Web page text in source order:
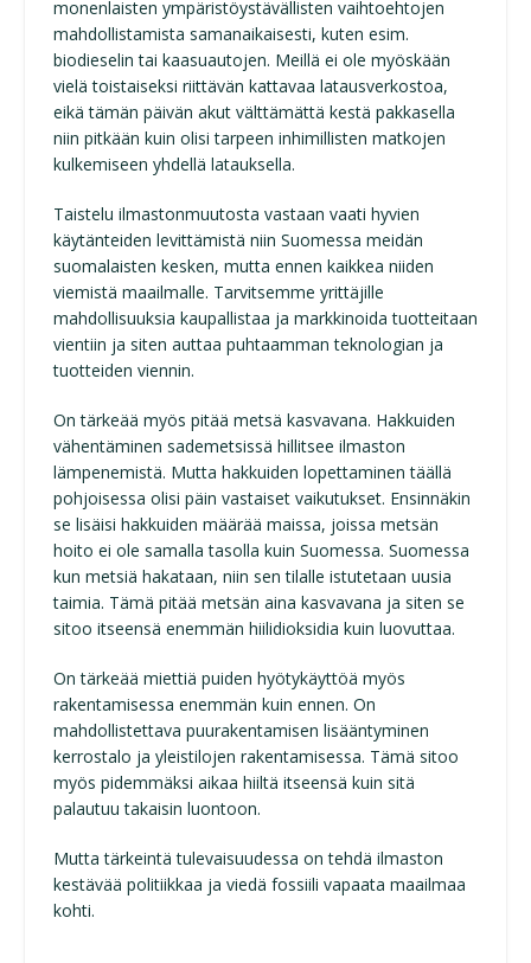
monenlaisten ympäristöystävällisten vaihtoehtojen
mahdollistamista samanaikaisesti, kuten esim.
biodieselin tai kaasuautojen. Meillä ei ole myöskään
vielä toistaiseksi riittävän kattavaa latausverkostoa,
eikä tämän päivän akut välttämättä kestä pakkasella
niin pitkään kuin olisi tarpeen inhimillisten matkojen
kulkemiseen yhdellä latauksella.
Taistelu ilmastonmuutosta vastaan vaati hyvien
käytänteiden levittämistä niin Suomessa meidän
suomalaisten kesken, mutta ennen kaikkea niiden
viemistä maailmalle. Tarvitsemme yrittäjille
mahdollisuuksia kaupallistaa ja markkinoida tuotteitaan
vientiin ja siten auttaa puhtaamman teknologian ja
tuotteiden viennin.
On tärkeää myös pitää metsä kasvavana. Hakkuiden
vähentäminen sademetsissä hillitsee ilmaston
lämpenemistä. Mutta hakkuiden lopettaminen täällä
pohjoisessa olisi päin vastaiset vaikutukset. Ensinnäkin
se lisäisi hakkuiden määrää maissa, joissa metsän
hoito ei ole samalla tasolla kuin Suomessa. Suomessa
kun metsiä hakataan, niin sen tilalle istutetaan uusia
taimia. Tämä pitää metsän aina kasvavana ja siten se
sitoo itseensä enemmän hiilidioksidia kuin luovuttaa.
On tärkeää miettiä puiden hyötykäyttöä myös
rakentamisessa enemmän kuin ennen. On
mahdollistettava puurakentamisen lisääntyminen
kerrostalo ja yleistilojen rakentamisessa. Tämä sitoo
myös pidemmäksi aikaa hiiltä itseensä kuin sitä
palautuu takaisin luontoon.
Mutta tärkeintä tulevaisuudessa on tehdä ilmaston
kestävää politiikkaa ja viedä fossiili vapaata maailmaa
kohti.